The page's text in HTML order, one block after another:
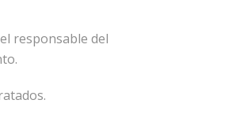
responsable del